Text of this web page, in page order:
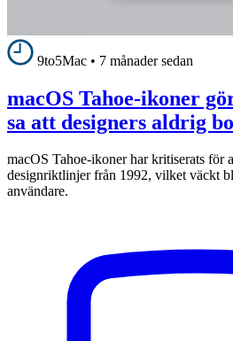
9to5Mac • 7 månader sedan
macOS Tahoe-ikoner
sa att designers aldrig
macOS Tahoe-ikoner har kritiserats för
designriktlinjer från 1992, vilket väckt
användare.